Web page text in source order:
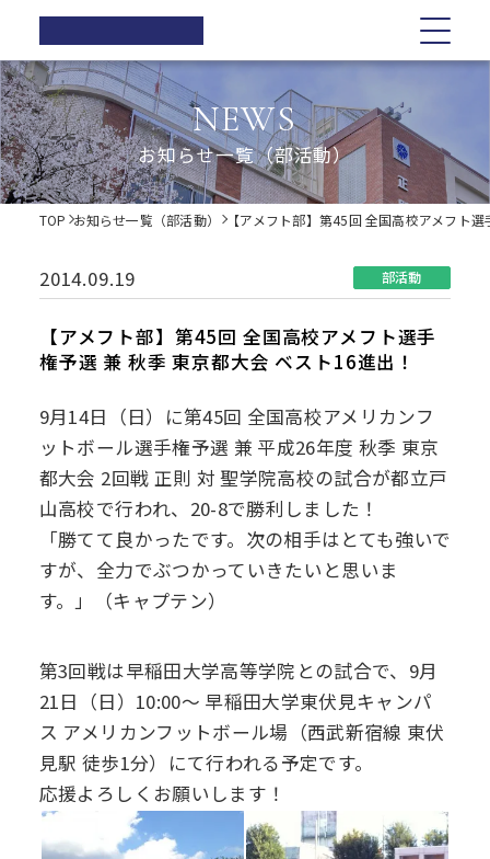
正則高等
学校
学校紹介
正則高等学校の3つの柱
校長ご挨拶
歴史・伝統
制服紹介
教育の特色
正則教育の全体図
学習指導
教科紹介
教育内容
生活指導
PTA
学校生活
年間行事
体育祭
学院祭
学習旅行
入試情報
オープンスクール・学校説明会
募集要項
Web出願について
入試Q&A
在校生の方へ
卒業生の方へ
各種証明書の発行
同窓会
学校紹介
正則高等学校の3つの柱
校長ご挨拶
施設紹介
教育の特色
正則教育の全体図
教育内容
進路指導
進路実績
卒業生の声
生活指導
PTA
後援会
学校生活
学院祭
学習旅行
体験学習
学院祭特設ページ
生徒会・部活動
募集要項
Web出願について
入試Q&A
学費軽減・助成制度
お問い合わせ
在校生の方へ
卒業生の方へ
各種証明書の発行
同窓会
デジタルパンフレット
資料請求
アクセス
NEWS
お知らせ一覧（部活動）
TOP お知らせ一覧（部活動） 【アメフト部】第45回 全国高校アメフト
2014.09.19 部活動
【アメフト部】第45回 全国高校アメフト選手
権予選 兼 秋季 東京都大会 ベスト16進出！
9月14日（日）に第45回 全国高校アメリカンフ
ットボール選手権予選 兼 平成26年度 秋季 東京
都大会 2回戦 正則 対 聖学院高校の試合が都立戸
山高校で行われ、20-8で勝利しました！
「勝てて良かったです。次の相手はとても強いで
すが、全力でぶつかっていきたいと思いま
す。」（キャプテン）
第3回戦は早稲田大学高等学院との試合で、9月
21日（日）10:00～ 早稲田大学東伏見キャンパ
ス アメリカンフットボール場（西武新宿線 東伏
見駅 徒歩1分）にて行われる予定です。
応援よろしくお願いします！